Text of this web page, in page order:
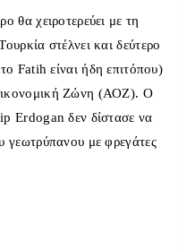
θα χειροτερεύει με τη
στέλνει και δεύτερο
Fatih είναι ήδη επιτόπου)
Ζώνη (ΑΟΖ). Ο
Erdogan δεν δίστασε να
γεωτρύπανου με φρεγάτες